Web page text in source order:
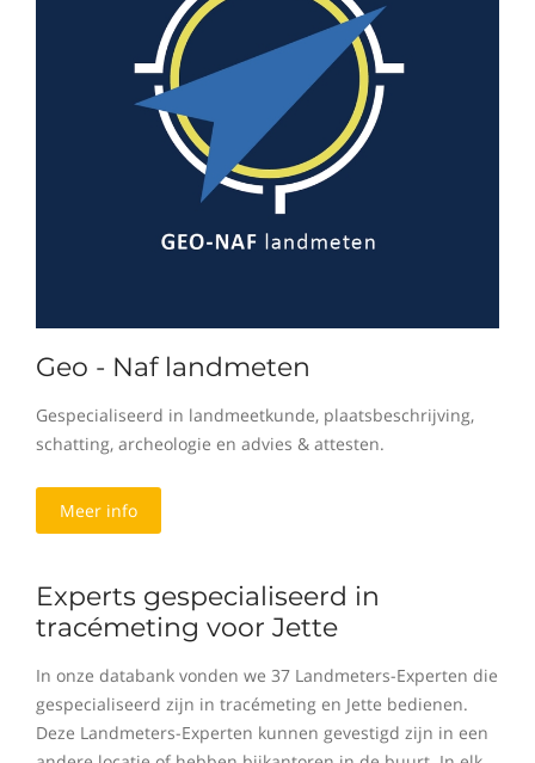
Geo - Naf landmeten
Gespecialiseerd in landmeetkunde, plaatsbeschrijving,
schatting, archeologie en advies & attesten.
Meer info
Experts gespecialiseerd in
tracémeting voor Jette
In onze databank vonden we 37 Landmeters-Experten die
gespecialiseerd zijn in tracémeting en Jette bedienen.
Deze Landmeters-Experten kunnen gevestigd zijn in een